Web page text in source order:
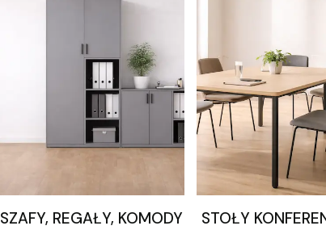
SZAFY, REGAŁY, KOMODY
STOŁY